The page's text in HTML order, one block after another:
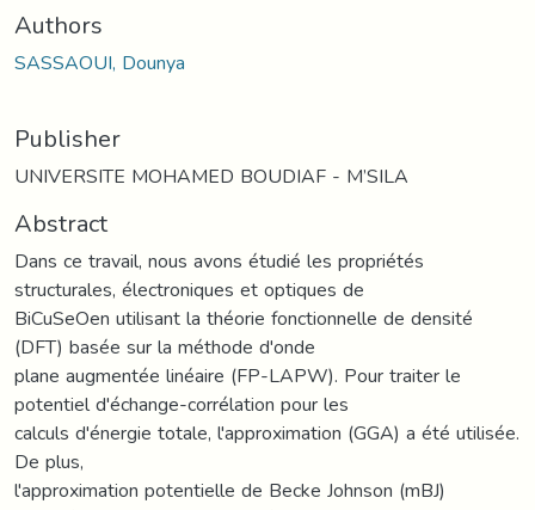
Authors
SASSAOUI, Dounya
Publisher
UNIVERSITE MOHAMED BOUDIAF - M’SILA
Abstract
Dans ce travail, nous avons étudié les propriétés
structurales, électroniques et optiques de
BiCuSeOen utilisant la théorie fonctionnelle de densité
(DFT) basée sur la méthode d'onde
plane augmentée linéaire (FP-LAPW). Pour traiter le
potentiel d'échange-corrélation pour les
calculs d'énergie totale, l'approximation (GGA) a été utilisée.
De plus,
l'approximation potentielle de Becke Johnson (mBJ)